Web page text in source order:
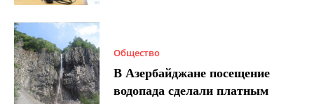
Общество
В Азербайджане посещение
водопада сделали платным